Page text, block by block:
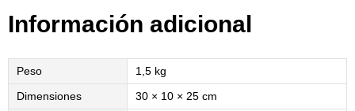
Información adicional
Peso
1,5 kg
Dimensiones
30 × 10 × 25 cm